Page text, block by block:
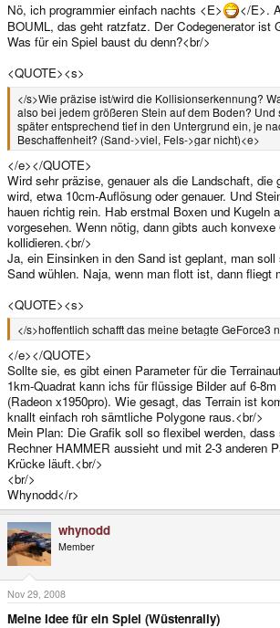
Nö, ich programmier einfach nachts <E>
</E>.
BOUML, das geht ratzfatz. Der Codegenerator ist
Was für ein Spiel baust du denn?<br/>
<QUOTE><s>
</s>Wie präzise ist/wird die Kollisionserkennung?
also bei jedem größeren Stein auf dem Boden? Und
später entsprechend tief in den Untergrund ein, je
Beschaffenheit? (Sand->viel, Fels->gar nicht)<e>
</e></QUOTE>
Wird sehr präzise, genauer als die Landschaft, die
wird, etwa 10cm-Auflösung oder genauer. Und
hauen richtig rein. Hab erstmal Boxen und Kugeln
vorgesehen. Wenn nötig, dann gibts auch
kollidieren.<br/>
Ja, ein Einsinken in den Sand ist geplant, man
Sand wühlen. Naja, wenn man flott ist, dann fliegt
<QUOTE><s>
</s>hoffentlich schafft das meine betagte GeForce3
</e></QUOTE>
Sollte sie, es gibt einen Parameter für die
1km-Quadrat kann ichs für flüssige Bilder auf 6-
(Radeon x1950pro). Wie gesagt, das Terrain ist
knallt einfach roh sämtliche Polygone raus.<br/>
Mein Plan: Die Grafik soll so flexibel werden,
Rechner HAMMER aussieht und mit 2-3 anderen
Krücke läuft.<br/>
<br/>
Whynodd</r>
whynodd
Member
Nov 29, 2008
Meine Idee für ein Spiel (Wüstenrally)